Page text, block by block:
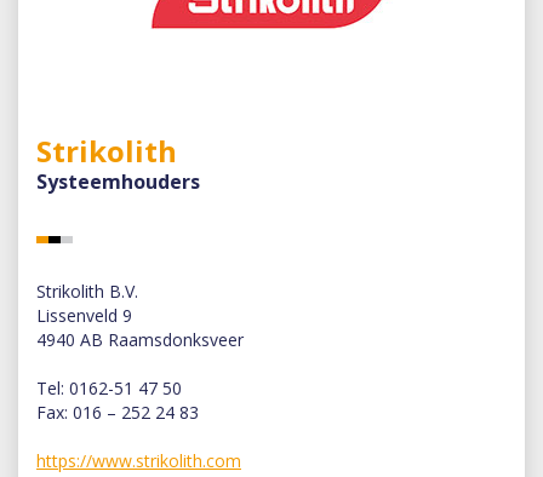
Strikolith
Systeemhouders
Strikolith B.V.
Lissenveld 9
4940 AB Raamsdonksveer
Tel: 0162-51 47 50
Fax: 016 – 252 24 83
https://www.strikolith.com